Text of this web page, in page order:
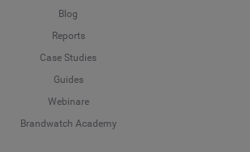
Blog
Reports
Case Studies
Guides
Webinare
Brandwatch Academy